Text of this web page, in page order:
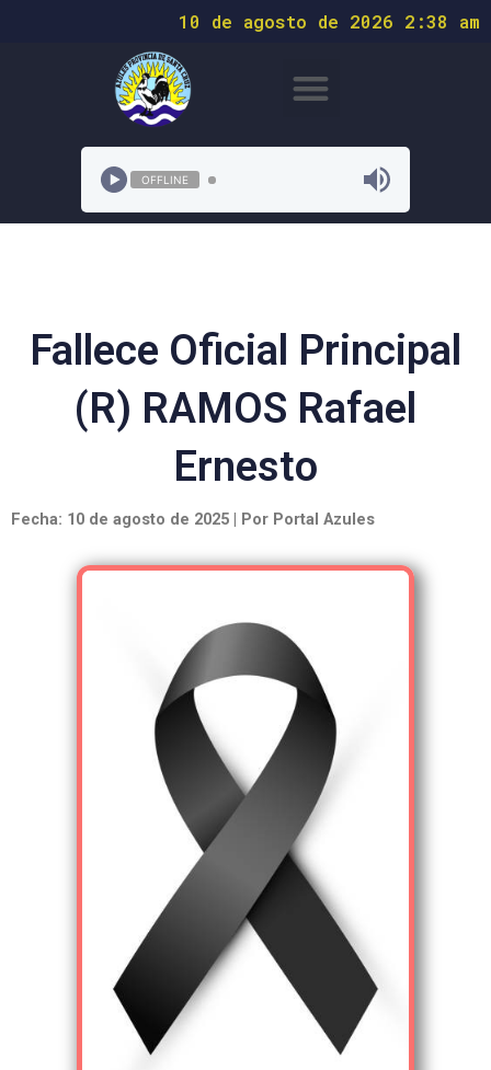
10 de agosto de 2026 2:38 am
OFFLINE
Fallece Oficial Principal
(R) RAMOS Rafael
Ernesto
Fecha: 10 de agosto de 2025 | Por Portal Azules